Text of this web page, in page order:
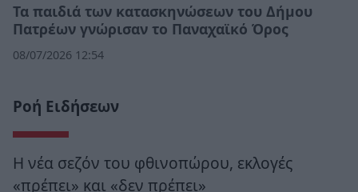
Τα παιδιά των κατασκηνώσεων του Δήμου
Πατρέων γνώρισαν το Παναχαϊκό Όρος
08/07/2026 12:54
Ροή Ειδήσεων
Η νέα σεζόν του φθινοπώρου, εκλογές
«πρέπει» και «δεν πρέπει»